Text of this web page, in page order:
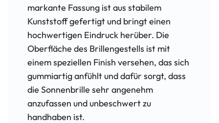
markante Fassung ist aus stabilem
Kunststoff gefertigt und bringt einen
hochwertigen Eindruck herüber. Die
Oberfläche des Brillengestells ist mit
einem speziellen Finish versehen, das sich
gummiartig anfühlt und dafür sorgt, dass
die Sonnenbrille sehr angenehm
anzufassen und unbeschwert zu
handhaben ist.